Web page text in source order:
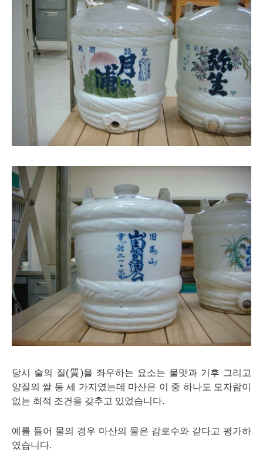
당시 술의 질(質)을 좌우하는 요소는 물맛과 기후 그리고
양질의 쌀 등 세 가지였는데 마산은 이 중 하나도 모자람이
없는 최적 조건을 갖추고 있었습니다.
예를 들어 물의 경우 마산의 물은 감로수와 같다고 평가하
였습니다.